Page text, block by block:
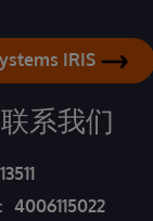
IRIS
联系我们
： 4006115022